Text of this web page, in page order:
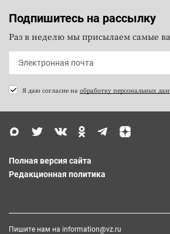
Подпишитесь на рассылку
Раз в неделю мы присылаем самые
Я даю согласие на обработку персональных
Полная версия сайта
Редакционная политика
Пишите нам на information@vz.ru